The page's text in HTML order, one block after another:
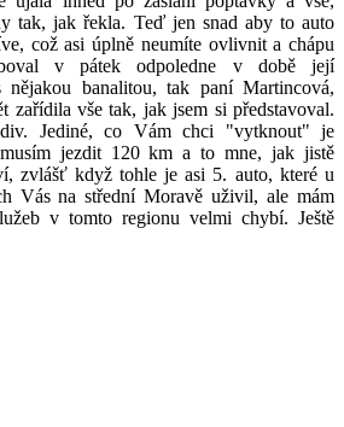
tak, jak řekla. Teď jen snad aby to auto
což asi úplně neumíte ovlivnit a chápu
v pátek odpoledne v době její
nějakou banalitou, tak paní Martincová,
zařídila vše tak, jak jsem si představoval.
Jediné, co Vám chci "vytknout" je
jezdit 120 km a to mne, jak jistě
zvlášť když tohle je asi 5. auto, které u
Vás na střední Moravě uživil, ale mám
v tomto regionu velmi chybí. Ještě